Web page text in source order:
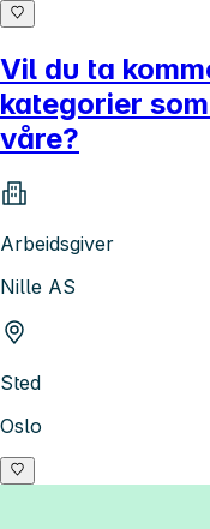
Vil du ta
kategorier
våre?
Arbeidsgiver
Nille AS
Sted
Oslo